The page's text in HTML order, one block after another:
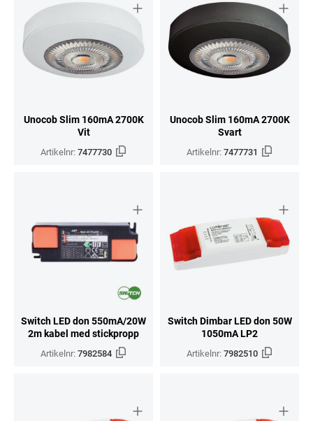
Unocob Slim 160mA 2700K
Vit
Artikelnr:7477730
Unocob Slim 160mA 2700K
Svart
Artikelnr:7477731
Switch LED don 550mA/20W
2m kabel med stickpropp
Artikelnr:7982584
Switch Dimbar LED don 50W
1050mA LP2
Artikelnr:7982510